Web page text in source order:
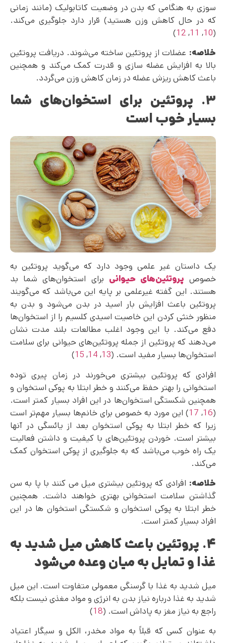
سوزی به هنگامی که بدن در وضعیت کاتابولیک (مانند زمانی
که در حال کاهش وزن هستید) قرار دارد جلوگیری می‌کند.
(
10
,
11
,
12
)
خلاصه: عضلات از پروتئین ساخته می‌شوند. دریافت پروتئین
بالا به افزایش عضله سازی و قدرت کمک می‌کند و همچنین
باعث کاهش ریزش عضله در زمان کاهش وزن می‌گردد.
۳. پروتئین برای استخوان‌های شما
بسیار خوب است
یک داستان غیر علمی وجود دارد که می‌گوید پروتئین به
خصوص پروتئین‌های حیوانی برای استخوان‌های شما بد
هستند. این گفته غیرعلمی بر پایه این می‌باشد که می‌گویند
پروتئین باعث افزایش بار اسید در بدن می‌شود و بدن به
منظور خنثی کردن این خاصیت اسیدی کلسیم را از استخوان‌ها
دفع می‌‌کند. با این وجود اغلب مطالعات بلند مدت نشان
می‌دهند که پروتئین از جمله پروتئین‌های حیوانی برای سلامت
استخوان‌ها بسیار مفید است. (13
,
14
,
15
)
افرادی که پروتئین بیشتری می‌خورند در زمان پیری توده
استخوانی را بهتر حفظ می‌کنند و خطر ابتلا به پوکی استخوان و
همچنین شکستگی استخوان‌ها در این افراد بسیار کمتر است.
(
16
,
17) این مورد به خصوص برای خانم‌ها بسیار مهم‌تر است
زیرا که خطر ابتلا به پوکی استخوان بعد از یائسگی در آنها
بیشتر است. خوردن پروتئین‌های با کیفیت و داشتن فعالیت
یک راه خوب می‌باشد که به جلوگیری از پوکی استخوان کمک
می‌کند.
خلاصه: افرادی که پروتئین بیشتری میل می‌ کنند با پا به سن
گذاشتن سلامت استخوانی بهتری خواهند داشت. همچنین
خطر ابتلا به پوکی استخوان و شکستگی استخوان ها در این
افراد بسیار کمتر است.
۴. پروتئین باعث کاهش میل شدید به
غذا و تمایل به میان وعده می‌شود
میل شدید به غذا با گرسنگی معمولی متفاوت است. این میل
شدید به غذا درباره نیاز بدن به انرژی و مواد مغذی نیست بلکه
راجع به نیاز مغز به پاداش است. (18
)
به عنوان کسی که قبلاً به مواد مخدر‌، الکل و سیگار اعتیاد